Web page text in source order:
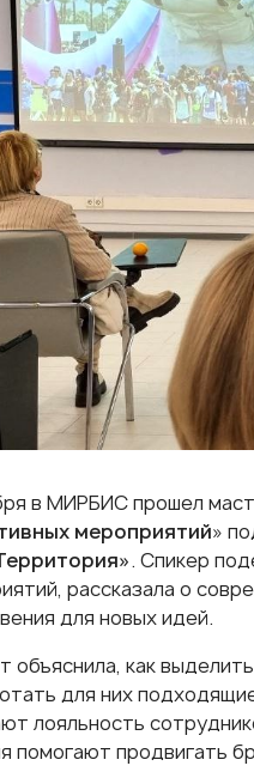
в МИРБИС прошел
мероприятий»
. Спикер
рассказала о
для новых идей.
объяснила, как
для них
лояльность
помогают продвигать